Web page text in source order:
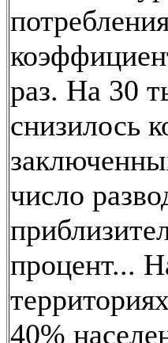
раз. На 30
снизилось
число
процент...
40%